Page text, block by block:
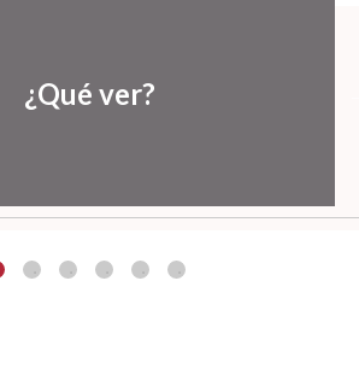
¿Qué ver?